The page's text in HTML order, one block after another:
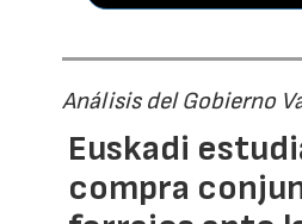
Análisis del Gobierno
Euskadi
compra